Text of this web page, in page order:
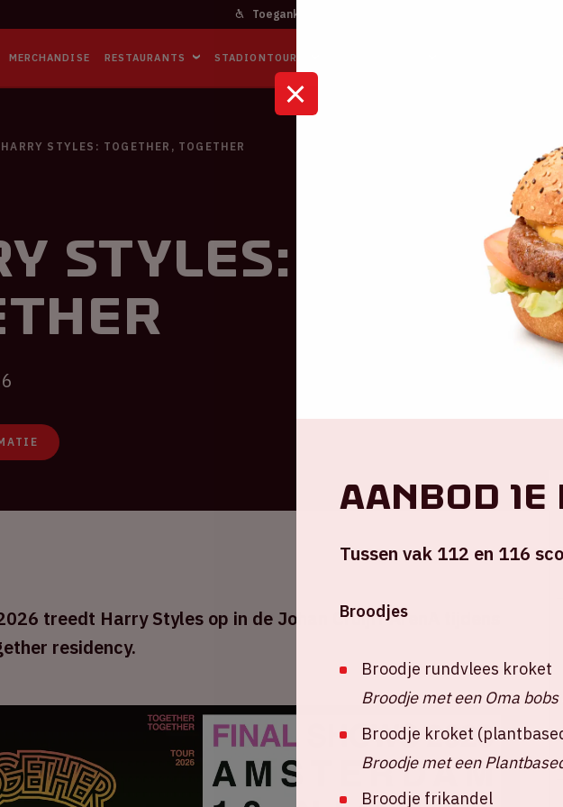
Toegankelijkheid
MERCHANDISE RESTAURANTS STADIONTOURS
HARRY STYLES: TOGETHER, TOGETHER
Styles:
treedt Harry Styles op in de Johan Cruijff ArenA tijdens
residency.
Aanbod
Tussen vak 112 en 116
Broodjes
Broodje rundvlees kroket
Broodje met een Oma
Broodje kroket
Broodje met een
Broodje frikandel